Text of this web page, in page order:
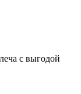
с выгодой